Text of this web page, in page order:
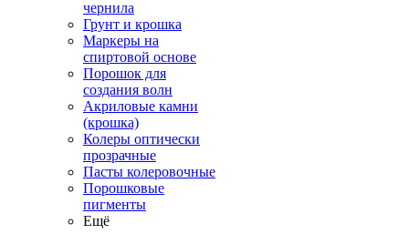
чернила
Грунт и крошка
Маркеры на
спиртовой основе
Порошок для
создания волн
Акриловые камни
(крошка)
Колеры оптически
прозрачные
Пасты колеровочные
Порошковые
пигменты
Ещё